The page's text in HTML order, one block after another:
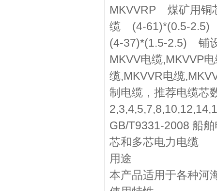
MKVVRP 煤矿用铜
缆 (4-61)*(0.5-2.5)
(4-37)*(1.5-2.5) 铺
MKVV电缆,MKVVP
缆,MKVVR电缆
制电缆，推荐电缆芯
GB/T9331-2008 船
芯和多芯电力电缆
用途
本产品适用于各种河